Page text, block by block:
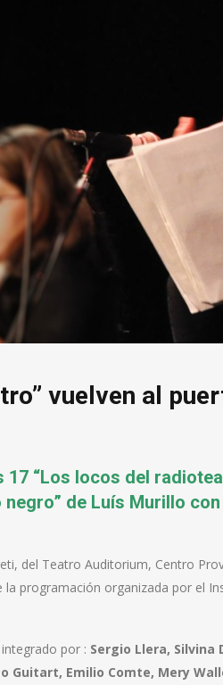
vuelven al
“Los locos del
de Luís Murillo
del Teatro Auditorium, Centro
programación organizada por el
por : Sergio Llera, Silvina
Guitart, Emilio Comte, Mery